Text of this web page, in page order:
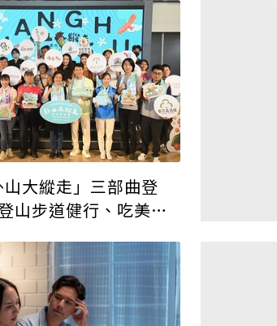
大縱走」三部曲登
山步道健行、吃美